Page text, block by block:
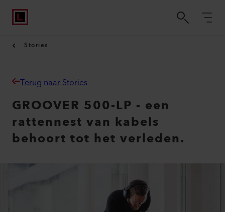
Stories
Terug naar Stories
GROOVER 500-LP - een
rattennest van kabels
behoort tot het verleden.